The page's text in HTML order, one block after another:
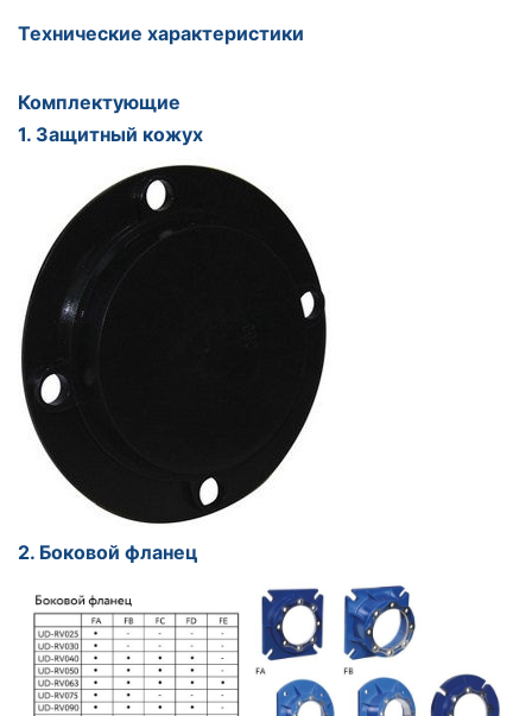
Технические характеристики
Комплектующие
1. Защитный кожух
2. Боковой фланец